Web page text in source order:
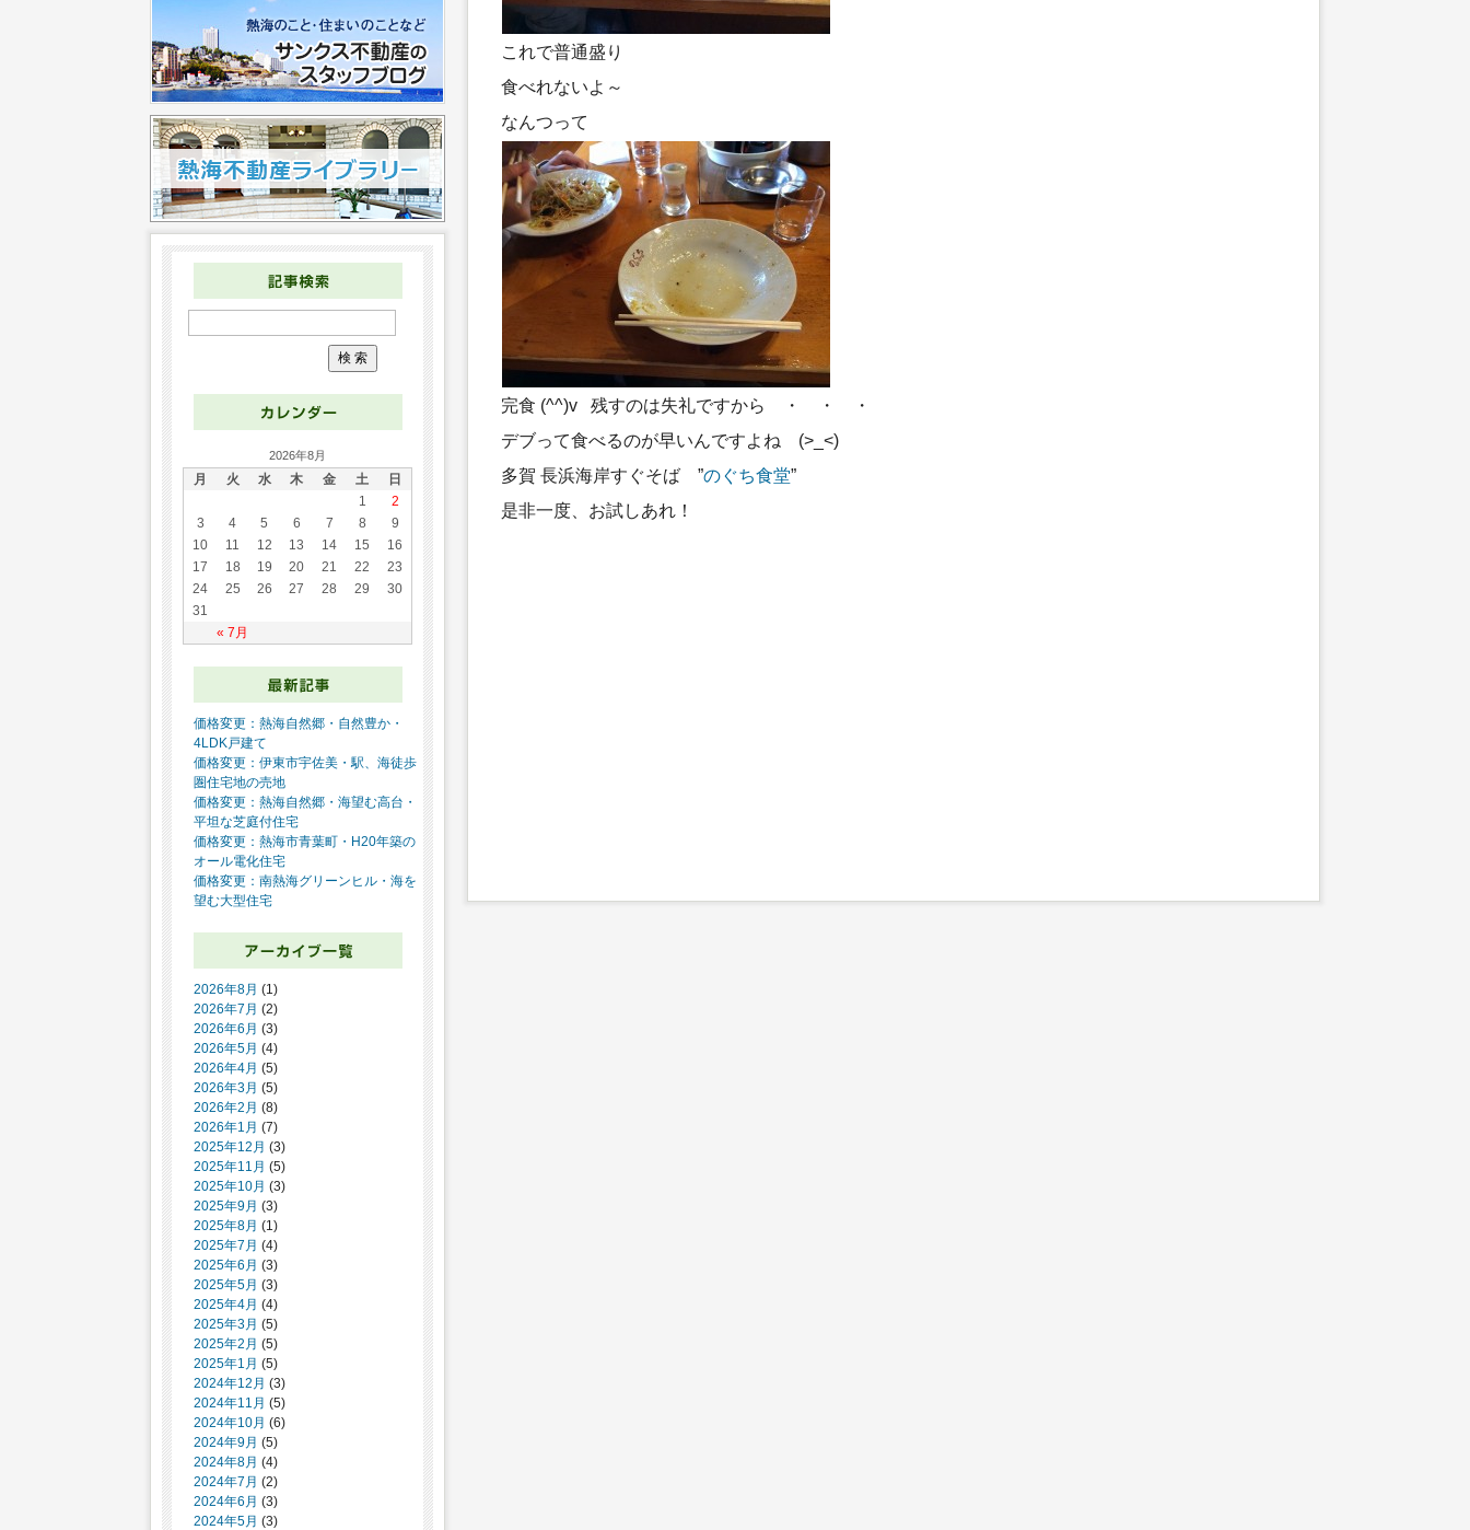
これで普通盛り
食べれないよ～
なんつって
完食 (^^)v 残すのは失礼ですから ・ ・ ・
デブって食べるのが早いんですよね (>_<)
多賀 長浜海岸すぐそば ”のぐち食堂”
是非一度、お試しあれ！
2026年8月
月 火 水 木 金 土 日
« 7月
1
2
3
4 5 6 7 8
9
10
11 12 13 14 15
16
17
18 19 20 21 22
23
24
25 26 27 28 29
30
31
価格変更：熱海自然郷・自然豊か・
4LDK戸建て
価格変更：伊東市宇佐美・駅、海徒歩
圏住宅地の売地
価格変更：熱海自然郷・海望む高台・
平坦な芝庭付住宅
価格変更：熱海市青葉町・H20年築の
オール電化住宅
価格変更：南熱海グリーンヒル・海を
望む大型住宅
2026年8月 (1)
2026年7月 (2)
2026年6月 (3)
2026年5月 (4)
2026年4月 (5)
2026年3月 (5)
2026年2月 (8)
2026年1月 (7)
2025年12月 (3)
2025年11月 (5)
2025年10月 (3)
2025年9月 (3)
2025年8月 (1)
2025年7月 (4)
2025年6月 (3)
2025年5月 (3)
2025年4月 (4)
2025年3月 (5)
2025年2月 (5)
2025年1月 (5)
2024年12月 (3)
2024年11月 (5)
2024年10月 (6)
2024年9月 (5)
2024年8月 (4)
2024年7月 (2)
2024年6月 (3)
2024年5月 (3)